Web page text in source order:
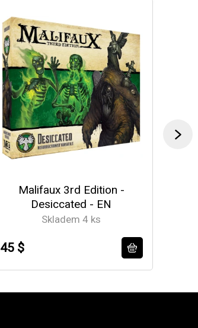
Malifaux 3rd Edition -
Desiccated - EN
Skladem 4 ks
45 $